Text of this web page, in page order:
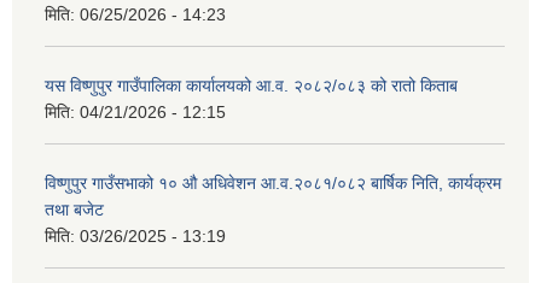
मिति: 06/25/2026 - 14:23
यस विष्णुपुर गाउँपालिका कार्यालयको आ.व. २०८२/०८३ को रातो किताब
मिति: 04/21/2026 - 12:15
विष्णुपुर गाउँसभाको १० औ अधिवेशन आ.व.२०८१/०८२ बार्षिक निति, कार्यक्रम
तथा बजेट
मिति: 03/26/2025 - 13:19